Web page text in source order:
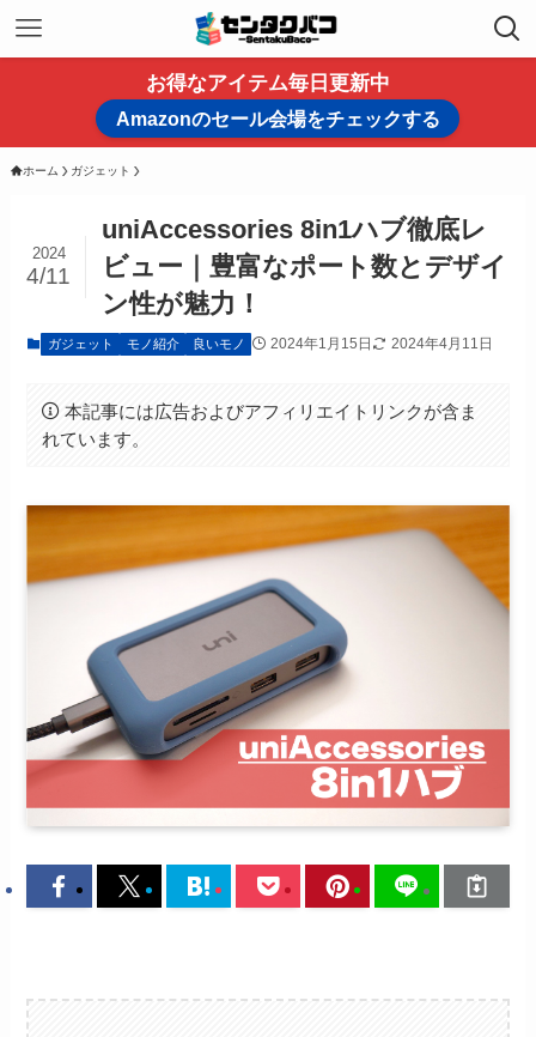
お得なアイテム毎日更新中
Amazonのセール会場をチェックする
ホーム ガジェット
uniAccessories 8in1ハブ徹底レ
ビュー｜豊富なポート数とデザイ
ン性が魅力！
2024
4/11
ガジェット モノ紹介 良いモノ 2024年1月15日 2024年4月11日
本記事には広告およびアフィリエイトリンクが含ま
れています。